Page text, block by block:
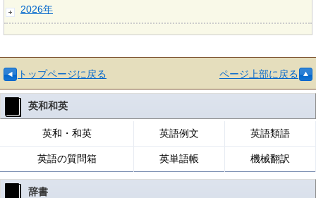
2026年
トップページに戻る ページ上部に戻る
英和和英
英和・和英 英語例文 英語類語
英語の質問箱 英単語帳 機械翻訳
辞書